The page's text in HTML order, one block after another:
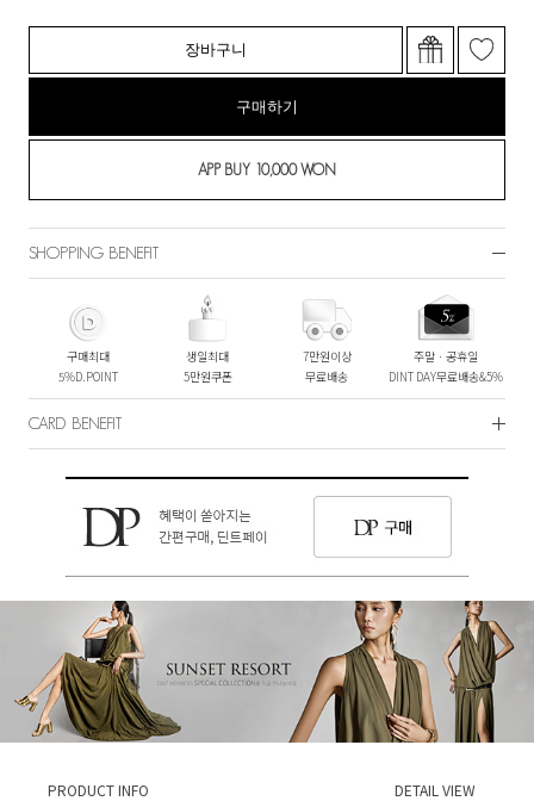
장바구니
구매하기
SHOPPING BENEFIT
구매최대
5%D.POINT
생일최대
5만원쿠폰
7만원이상
무료배송
주말ㆍ공휴일
DINT DAY무료배송&5%
CARD BENEFIT
PRODUCT INFO DETAIL VIEW